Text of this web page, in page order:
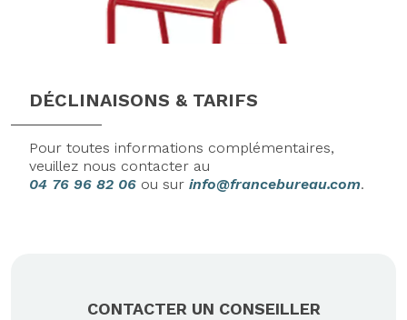
DÉCLINAISONS & TARIFS
Pour toutes informations complémentaires,
veuillez nous contacter au
04 76 96 82 06 ou sur info@francebureau.com.
CONTACTER UN CONSEILLER